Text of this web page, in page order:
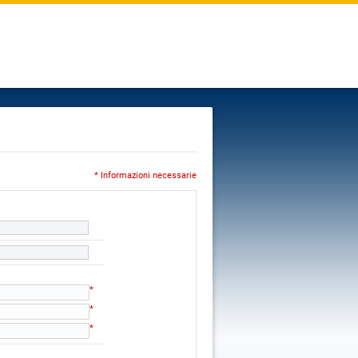
* Informazioni necessarie
*
*
*